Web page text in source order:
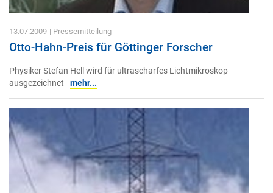
13.07.2009 | Pressemitteilung
Otto-Hahn-Preis für Göttinger Forscher
Physiker Stefan Hell wird für ultrascharfes Lichtmikroskop
ausgezeichnet
mehr...